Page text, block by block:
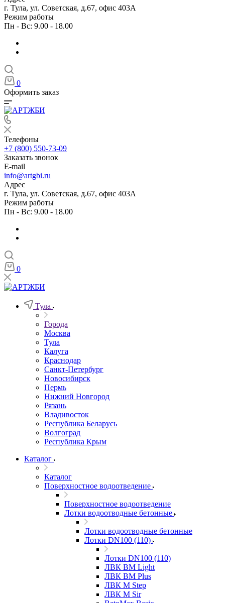
г. Тула, ул. Советская, д.67, офис 403А
Режим работы
Пн - Вс: 9.00 - 18.00
0
Оформить заказ
Телефоны
+7 (800) 550-73-09
Заказать звонок
E-mail
info@artgbi.ru
Адрес
г. Тула, ул. Советская, д.67, офис 403А
Режим работы
Пн - Вс: 9.00 - 18.00
0
Тула
Города
Москва
Тула
Калуга
Краснодар
Санкт-Петербург
Новосибирск
Пермь
Нижний Новгород
Рязань
Владивосток
Республика Беларусь
Волгоград
Республика Крым
Каталог
Каталог
Поверхностное водоотведение
Поверхностное водоотведение
Лотки водоотводные бетонные
Лотки водоотводные бетонные
Лотки DN100 (110)
Лотки DN100 (110)
ЛВК ВМ Light
ЛВК ВМ Plus
ЛВК М Step
ЛВК М Sir